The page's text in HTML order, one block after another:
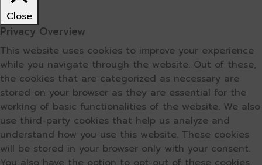
Close
Privacy Overview
This website uses cookies to improve your experience
while you navigate through the website. Out of these,
the cookies that are categorized as necessary are
stored on your browser as they are essential for the
working of basic functionalities of the website. We also
use third-party cookies that help us analyze and
understand how you use this website. These cookies
will be stored in your browser only with your consent.